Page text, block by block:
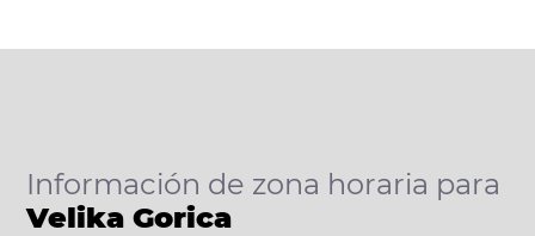
Información de zona horaria para
Velika Gorica